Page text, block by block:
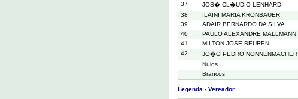
37
JOS� CL�UDIO LENHARD
38
ILAINI MARIA KRONBAUER
39
ADAIR BERNARDO DA SILVA
40
PAULO ALEXANDRE MALLMANN
41
MILTON JOSE BEUREN
42
JO�O PEDRO NONNENMACHER
Nulos
Brancos
Legenda - Vereador